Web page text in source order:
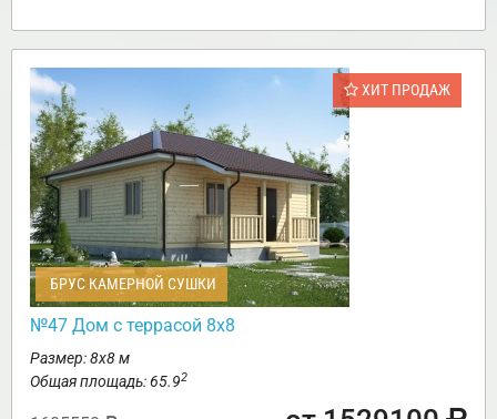
ХИТ ПРОДАЖ
БРУС КАМЕРНОЙ СУШКИ
№47 Дом с террасой 8х8
Размер: 8х8 м
Общая площадь: 65.92